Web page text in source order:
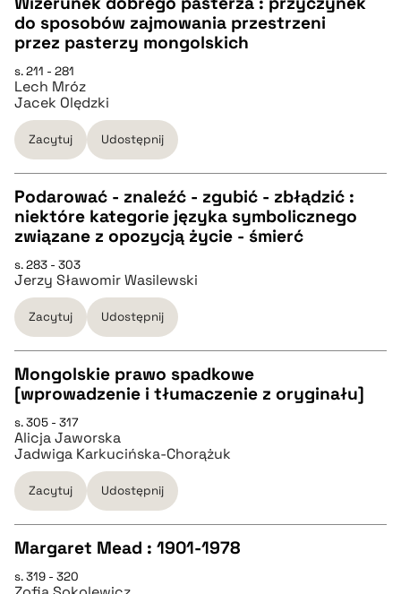
pobierz cytat
CZYSTY TEKST
pobierz cytat
BIBTEX
pobierz cytat
do sposobów zajmowania przestrzeni
przez pasterzy mongolskich
s. 211 - 281
Lech Mróz
Jacek Olędzki
Zacytuj Udostępnij
CZYSTY TEKST
pobierz cytat
BIBTEX
pobierz cytat
Podarować - znaleźć - zgubić - zbłądzić :
niektóre kategorie języka symbolicznego
związane z opozycją życie - śmierć
s. 283 - 303
Jerzy Sławomir Wasilewski
Zacytuj Udostępnij
CZYSTY TEKST
pobierz cytat
BIBTEX
Mongolskie prawo spadkowe
[wprowadzenie i tłumaczenie z oryginału]
s. 305 - 317
Alicja Jaworska
Jadwiga Karkucińska-Chorążuk
Zacytuj Udostępnij
CZYSTY TEKST
Margaret Mead : 1901-1978
s. 319 - 320